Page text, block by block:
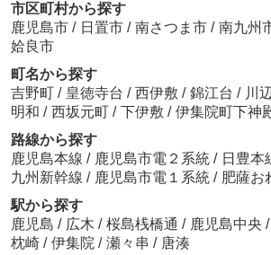
市区町村から探す
鹿児島市 / 日置市 / 南さつま市 / 南九州
姶良市
町名から探す
吉野町 / 皇徳寺台 / 西伊敷 / 錦江台 / 川
明和 / 西坂元町 / 下伊敷 / 伊集院町下神
路線から探す
鹿児島本線 / 鹿児島市電２系統 / 日豊本
九州新幹線 / 鹿児島市電１系統 / 肥薩お
駅から探す
鹿児島 / 広木 / 桜島桟橋通 / 鹿児島中央 /
枕崎 / 伊集院 / 瀬々串 / 唐湊